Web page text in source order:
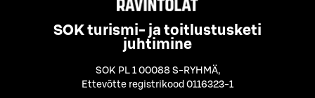
SOK turismi- ja toitlustusketi
juhtimine
SOK PL 1 00088 S-RYHMÄ,
Ettevõtte registrikood 0116323-1